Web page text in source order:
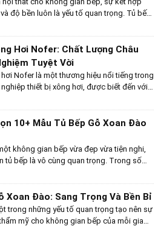
Từ các kiểu dáng thanh lịch đến những
kế nổi bật, những mẫu tủ bếp này
mang lại sự tiện nghi và sự hài lòng lâu
độ bền luôn là yếu tố quan trọng. Tủ bếp
có thể nói việc sắm một tủ bếp gỗ sồi Mỹ là
thông minh cho ngôi nhà của bạn. Với
nhã, vân gỗ đẹp mắt và cấu trúc gỗ chắc
không chỉ giúp tạo nên những tủ bếp
còn đảm bảo tính bền bỉ và khả năng
yếu tố môi trường.
Hơi Nofer: Chất Lượng Châu
Tuyệt Vời
Nofer là một thương hiệu nổi tiếng trong
thiết bị xông hơi, được biết đến với
nhu cầu chăm sóc sức khỏe và làm đẹp
đã trở thành lựa chọn hàng đầu cho nhiều
sở spa chuyên nghiệp.
10+ Mẫu Tủ Bếp Gỗ Xoan Đào
không gian bếp vừa đẹp vừa tiện nghi,
tủ bếp là vô cùng quan trọng. Trong số
vào vẻ đẹp tự nhiên và độ bền vượt trội.
này, chúng tôi sẽ giới thiệu đến bạn 10+
xoan đào đẹp mắt, giúp bạn có thêm
phù hợp với phong cách và nhu cầu
Xoan Đào: Sang Trọng Và Bền Bỉ
trong những yếu tố quan trọng tạo nên sự
mỹ cho không gian bếp của mỗi gia